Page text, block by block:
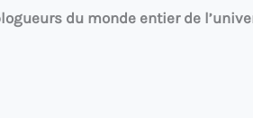
du monde entier de